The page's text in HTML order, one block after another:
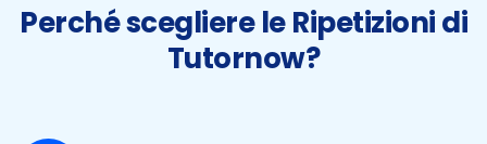
Perché scegliere le Ripetizioni di
Tutornow?